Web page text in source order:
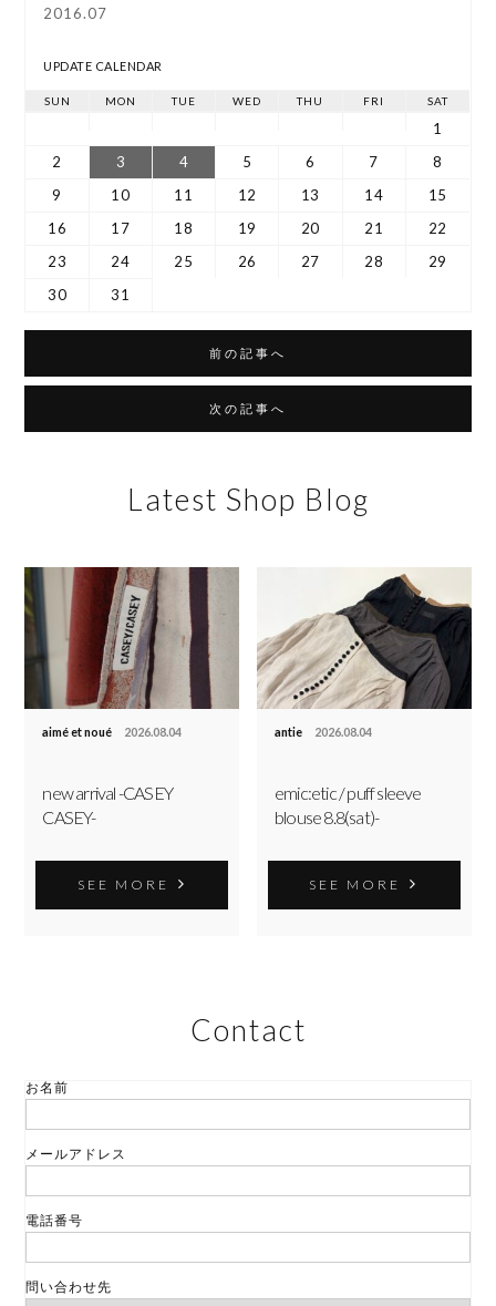
2016.07
UPDATE CALENDAR
SUN MON TUE WED THU FRI SAT
1
2
3 4 5 6 7
8
9
10 11 12 13 14
15
16
17 18 19 20 21
22
23
24 25 26 27 28
29
30
31
前の記事へ
次の記事へ
Latest Shop Blog
aimé et noué 2026.08.04
new arrival -CASEY
CASEY-
SEE MORE
antie 2026.08.04
emic:etic / puff sleeve
blouse 8.8(sat)-
SEE MORE
Contact
お名前
メールアドレス
電話番号
問い合わせ先